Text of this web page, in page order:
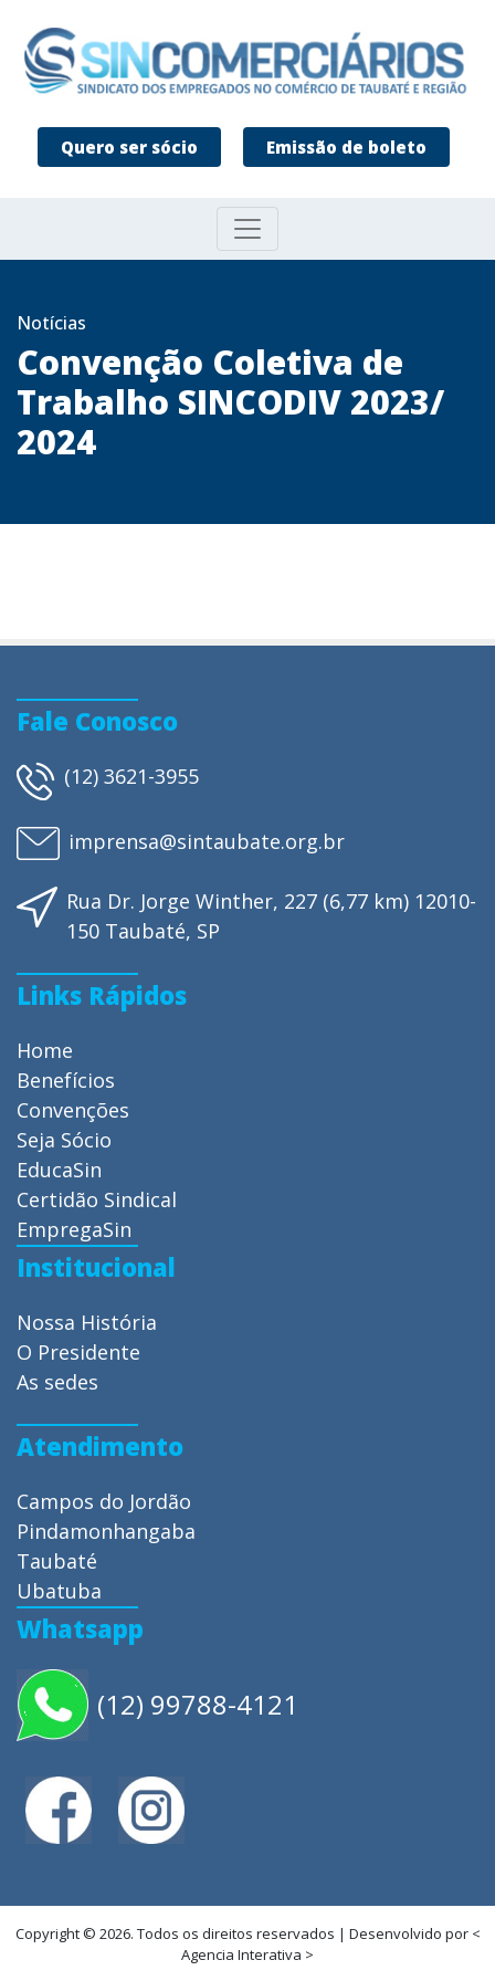
Quero ser sócio Emissão de boleto
Notícias
Convenção Coletiva de
Trabalho SINCODIV 2023/
2024
Fale Conosco
(12) 3621-3955
imprensa@sintaubate.org.br
Rua Dr. Jorge Winther, 227 (6,77 km) 12010-
150 Taubaté, SP
Links Rápidos
Home
Benefícios
Convenções
Seja Sócio
EducaSin
Certidão Sindical
EmpregaSin
Institucional
Nossa História
O Presidente
As sedes
Atendimento
Campos do Jordão
Pindamonhangaba
Taubaté
Ubatuba
Whatsapp
(12) 99788-4121
Copyright © 2026. Todos os direitos reservados | Desenvolvido por <
Agencia Interativa >